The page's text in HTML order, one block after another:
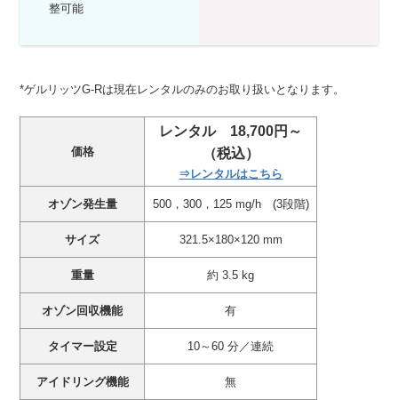
整可能
*ゲルリッツG-Rは現在レンタルのみのお取り扱いとなります。
価格
レンタル 18,700円～
（税込）
⇒レンタルはこちら
オゾン発生量 500，300，125 mg/h (3段階)
サイズ 321.5×180×120 mm
重量 約 3.5 kg
オゾン回収機能 有
タイマー設定 10～60 分／連続
アイドリング機能 無